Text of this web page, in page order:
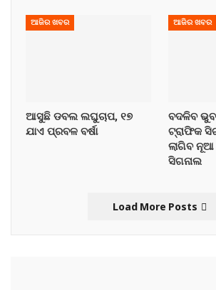
ଆଜିର ଖବର
ଆସୁଛି ଡବଲ ଲଘୁଚାପ, ୧୭
ଯାଏ ପ୍ରବଳ ବର୍ଷା
ଆଜିର ଖବର
ବଦଳିବ
ଟ୍ରାଫିକ
ଲାଗିବ ନୂଆ
ସିଗନାଲ
Load More Posts